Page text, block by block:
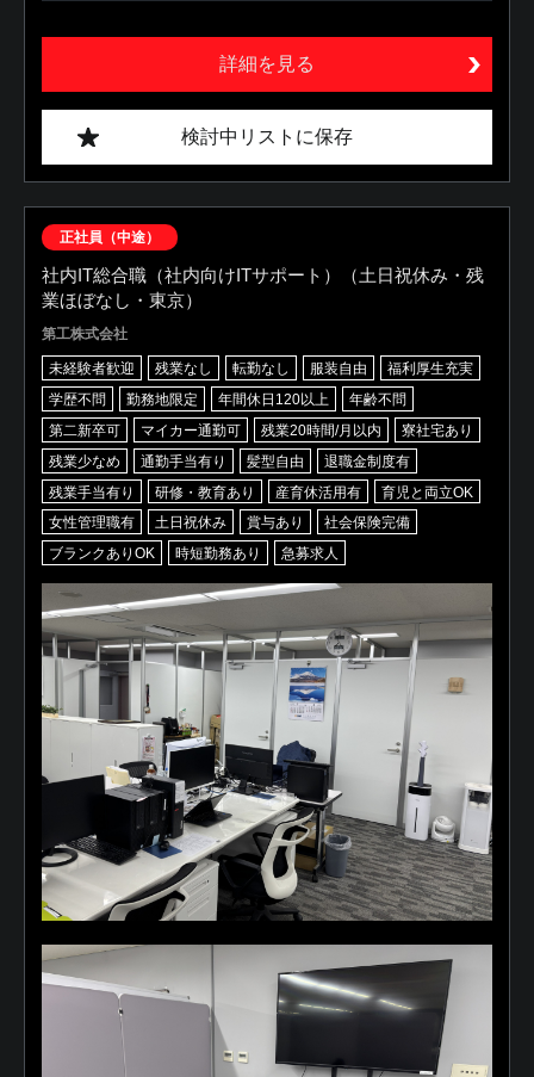
詳細を見る
検討中リストに保存
正社員（中途）
社内IT総合職（社内向けITサポート）（土日祝休み・残
業ほぼなし・東京）
第工株式会社
未経験者歓迎 残業なし 転勤なし 服装自由
福利厚生充実
学歴不問
勤務地限定 年間休日120以上
年齢不問
第二新卒可
マイカー通勤可 残業20時間/月以内
寮社宅あり
残業少なめ
通勤手当有り 髪型自由
退職金制度有
残業手当有り
研修・教育あり 産育休活用有
育児と両立OK
女性管理職有
土日祝休み 賞与あり
社会保険完備
ブランクありOK
時短勤務あり 急募求人